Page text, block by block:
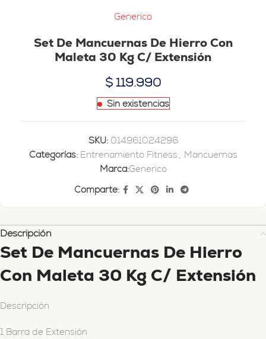
Generico
Set De Mancuernas De Hierro Con
Maleta 30 Kg C/ Extensión
$ 119.990
Sin existencias
SKU: 014961024296
Categorías: Entrenamiento Fitness
Mancuernas
Marca:Generico
Comparte:
Descripción
Set De Mancuernas De Hierro
Con Maleta 30 Kg C/ Extensión
Descripción
1 Barra de Extensión